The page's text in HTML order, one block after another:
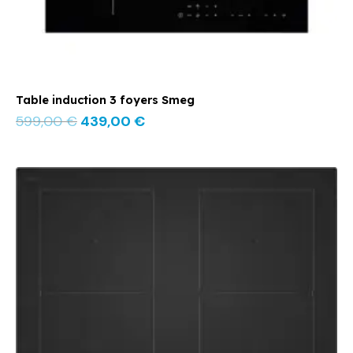
Table induction 3 foyers Smeg
599,00€ 439,00 €
Le
Le